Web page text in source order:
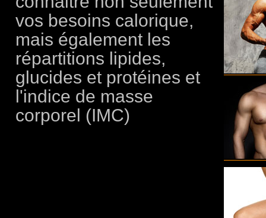
vos besoins calorique,
mais également les
répartitions lipides,
glucides et protéines et
l'indice de masse
corporel (IMC)